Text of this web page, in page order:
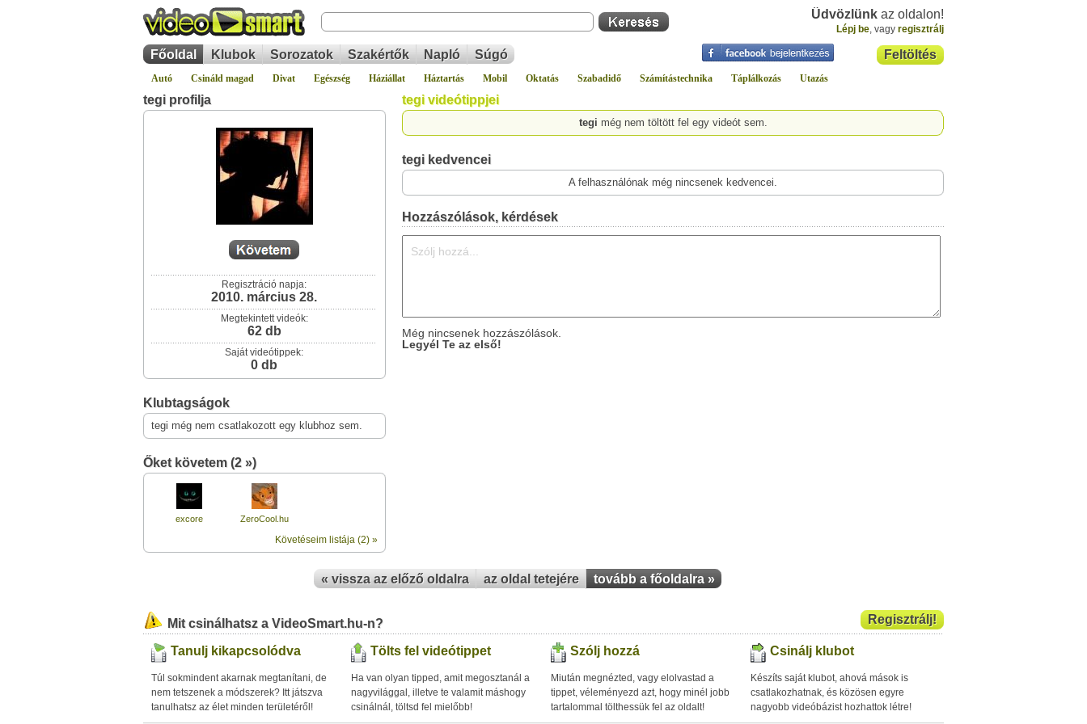
Üdvözlünk az oldalon!
Lépj be, vagy regisztrálj
Feltöltés
Főoldal Klubok Sorozatok Szakértők Napló Súgó
Autó Csináld magad Divat Egészség Háziállat Háztartás Mobil Oktatás Szabadidő Számítástechnika Táplálkozás Utazás
tegi profilja
Regisztráció napja:
2010. március 28.
Megtekintett videók:
62 db
Saját videótippek:
0 db
Klubtagságok
tegi még nem csatlakozott egy klubhoz sem.
Őket követem (2 »)
excore ZeroCool.hu
Követéseim listája (2) »
tegi videótippjei
tegi még nem töltött fel egy videót sem.
tegi kedvencei
A felhasználónak még nincsenek kedvencei.
Hozzászólások, kérdések
Még nincsenek hozzászólások.
Legyél Te az első!
« vissza az előző oldalra az oldal tetejére tovább a főoldalra »
Regisztrálj!
Mit csinálhatsz a VideoSmart.hu-n?
Tanulj kikapcsolódva
Túl sokmindent akarnak megtanítani, de
nem tetszenek a módszerek? Itt játszva
tanulhatsz az élet minden területéről!
Tölts fel videótippet
Ha van olyan tipped, amit megosztanál a
nagyvilággal, illetve te valamit máshogy
csinálnál, töltsd fel mielőbb!
Szólj hozzá
Miután megnézted, vagy elolvastad a
tippet, véleményezd azt, hogy minél jobb
tartalommal tölthessük fel az oldalt!
Csinálj klubot
Készíts saját klubot, ahová mások is
csatlakozhatnak, és közösen egyre
nagyobb videóbázist hozhattok létre!